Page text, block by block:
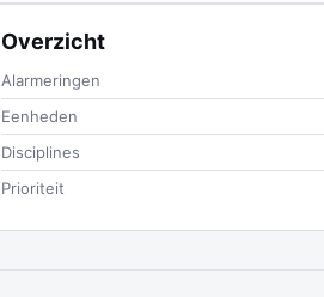
Overzicht
Alarmeringen
Eenheden
Disciplines
Prioriteit